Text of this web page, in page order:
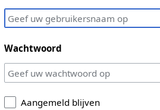
Wachtwoord
Aangemeld blijven